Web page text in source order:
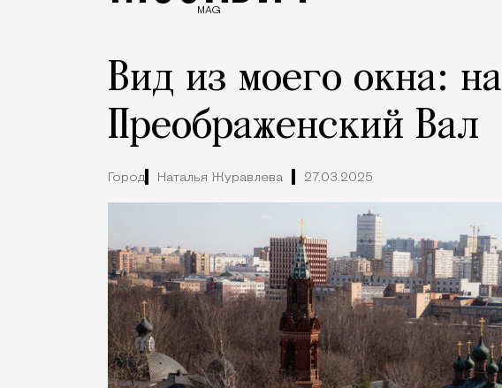
MAG
Вид из моего окна: на
Преображенский Вал
Город Наталья Журавлева 27.03.2025